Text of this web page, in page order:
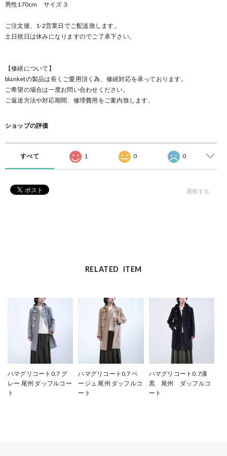
男性170cm サイズ３
ご注文後、1-2営業日でご配送致します。
土日祝日は休みになりますのでご了承下さい。
【修繕について】
blanketの製品は長くご愛用頂く為、修繕対応を承っております。
ご希望の場合は一度お問い合わせください。
ご返送方法や対応期間、修理費用をご案内致します。
ショップの評価
すべて 1 0 0
通報する
RELATED ITEM
ハマグリコート0.7 グ
レー 尾州 ダッフルコー
ト
ハマグリコート0.7 ベ
ージュ 尾州 ダッフルコ
ート
ハマグリコート0.7漆
黒 尾州 ダッフルコ
ート